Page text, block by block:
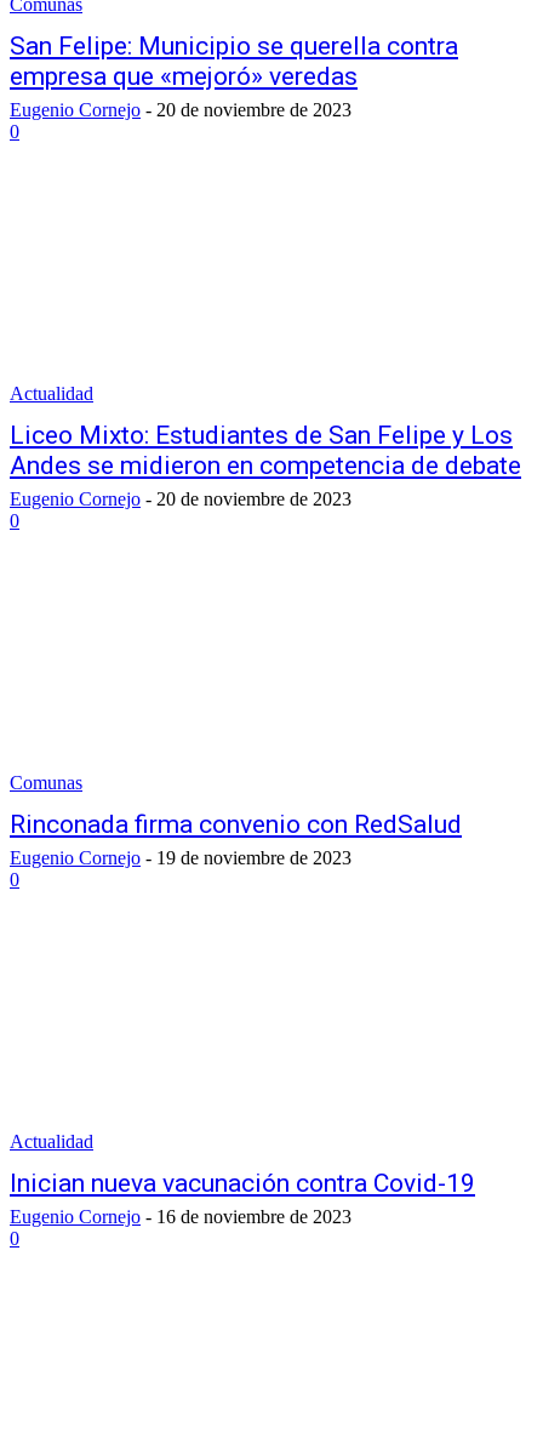
Comunas
San Felipe: Municipio se querella contra
empresa que «mejoró» veredas
Eugenio Cornejo - 20 de noviembre de 2023
0
Actualidad
Liceo Mixto: Estudiantes de San Felipe y Los
Andes se midieron en competencia de debate
Eugenio Cornejo - 20 de noviembre de 2023
0
Comunas
Rinconada firma convenio con RedSalud
Eugenio Cornejo - 19 de noviembre de 2023
0
Actualidad
Inician nueva vacunación contra Covid-19
Eugenio Cornejo - 16 de noviembre de 2023
0